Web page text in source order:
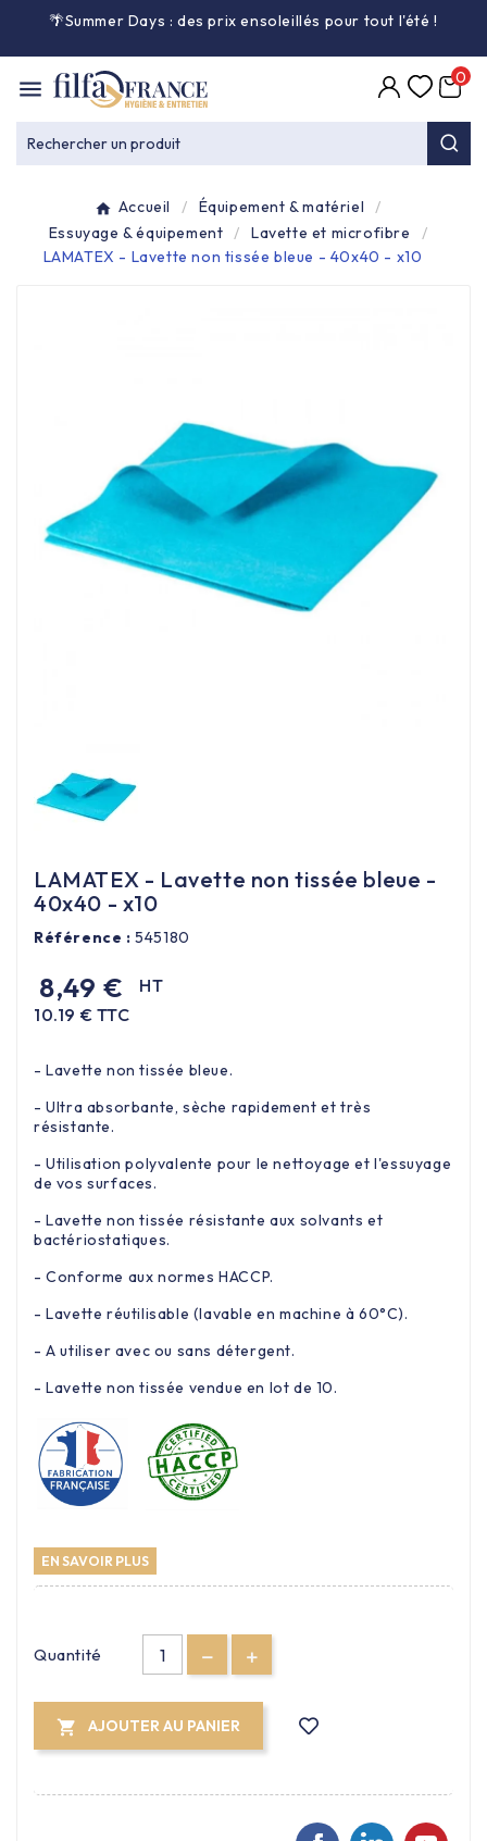
🌴Summer Days : des prix ensoleillés pour tout l'été!

Entretien général
Équipement & matériel 
Collecte des déchets 
Alimentaire & jetable 
Équipement cuisine pro
Rechercher un produit
0
Accueil
Équipement & matériel
Essuyage & équipement
Lavette et microfibre
LAMATEX - Lavette non tissée bleue - 40x40 - x10
LAMATEX - Lavette non tissée bleue -
40x40 - x10
Référence : 545180
8,49 €
HT
10.19 € TTC
- Lavette non tissée bleue.
- Ultra absorbante, sèche rapidement et très
résistante.
- Utilisation polyvalente pour le nettoyage et l'essuyage
de vos surfaces.
- Lavette non tissée résistante aux solvants et
bactériostatiques.
- Conforme aux normes HACCP.
- Lavette réutilisable (lavable en machine à 60°C).
- A utiliser avec ou sans détergent.
- Lavette non tissée vendue en lot de 10.
EN SAVOIR PLUS
Quantité
 AJOUTER AU PANIER